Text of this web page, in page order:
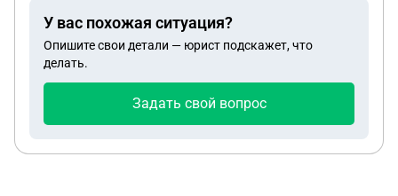
уважением, Лариса Расковалова
У вас похожая ситуация?
Опишите свои детали — юрист подскажет, что
делать.
Задать свой вопрос